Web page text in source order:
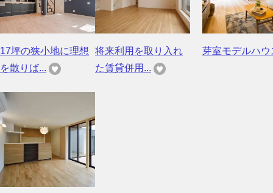
17坪の狭小地に理想
を散りば...
将来利用を取り入れ
た賃貸併用...
芽室モデルハウ